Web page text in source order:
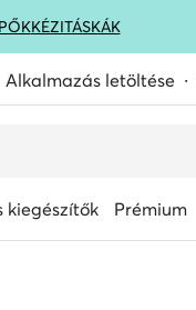
KÉZITÁSKÁK
Alkalmazás letöltése
kiegészítők Prémium